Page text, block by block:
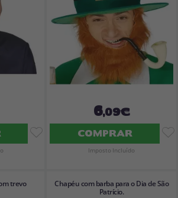
6,09€
COMPRAR
Imposto Incluído
trevo
Chapéu com barba para o Dia de São
Patrício.